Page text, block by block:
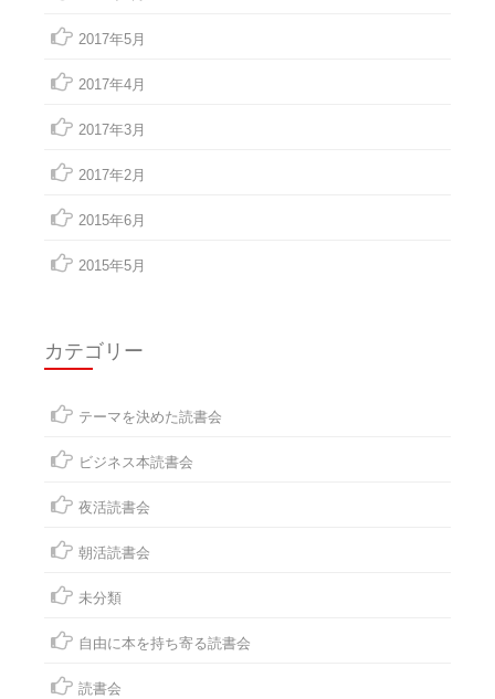
2017年5月
2017年4月
2017年3月
2017年2月
2015年6月
2015年5月
カテゴリー
テーマを決めた読書会
ビジネス本読書会
夜活読書会
朝活読書会
未分類
自由に本を持ち寄る読書会
読書会